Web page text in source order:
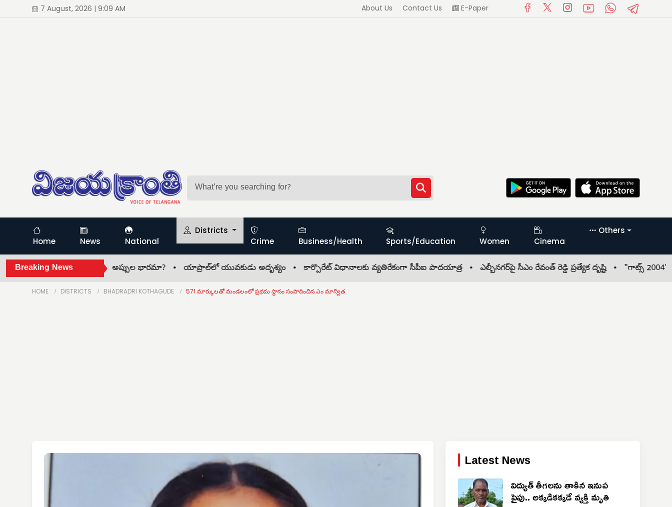
7 August, 2026 | 9:09 AM About Us Contact Us E-Paper
Home News National
Districts
Crime
Business/Health Sports/Education Women Cinema
Others
Breaking News
•అభివృద్ధి పేరుతో అప్పుల భారమా? •యాప్రాల్‌లో యువకుడు అదృశ్యం •కార్పొరేట్ విధానాలకు వ్యతిరేకంగా సీపీఐ పాదయాత్ర •ఎల్బీనగర్‌పై సీఎం రేవంత్ రెడ్డి ప్రత్యేక దృష్టి •"గాట్స్ 2004"
HOME DISTRICTS BHADRADRI KOTHAGUDE 571 మార్కులతో మండలంలో ప్రథమ స్థానం సంపాదించిన ఎం మాన్విత
Latest News
విద్యుత్ తీగలను తాకిన ఇనుప
పైపు.. అక్కడికక్కడే వ్యక్తి మృతి